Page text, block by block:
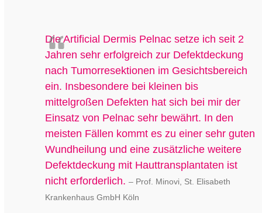
DieArtificial Dermis Pelnac setze ich seit 2
Jahren sehr erfolgreich zur Defektdeckung
nach Tumorresektionen im Gesichtsbereich
ein. Insbesondere bei kleinen bis
mittelgroßen Defekten hat sich bei mir der
Einsatz von Pelnac sehr bewährt. In den
meisten Fällen kommt es zu einer sehr guten
Wundheilung und eine zusätzliche weitere
Defektdeckung mit Hauttransplantaten ist
nicht erforderlich. – Prof. Minovi, St. Elisabeth
Krankenhaus GmbH Köln